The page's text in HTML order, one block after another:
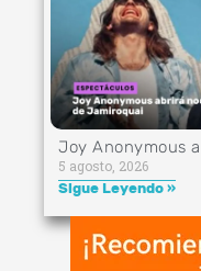
Joy Anonymous
5 agosto, 2026
Sigue Leyendo »